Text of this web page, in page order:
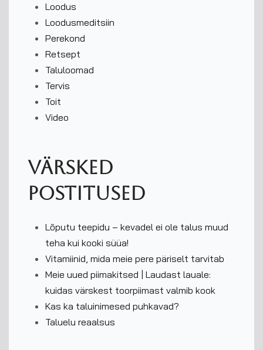
Loodus
Loodusmeditsiin
Perekond
Retsept
Taluloomad
Tervis
Toit
Video
Värsked
postitused
Lõputu teepidu – kevadel ei ole talus muud
teha kui kooki süüa!
Vitamiinid, mida meie pere päriselt tarvitab
Meie uued piimakitsed | Laudast lauale:
kuidas värskest toorpiimast valmib kook
Kas ka taluinimesed puhkavad?
Taluelu reaalsus